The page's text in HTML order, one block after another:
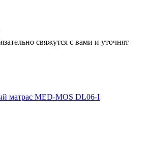
свяжутся с вами и уточнят
матрас MED-MOS DL06-I